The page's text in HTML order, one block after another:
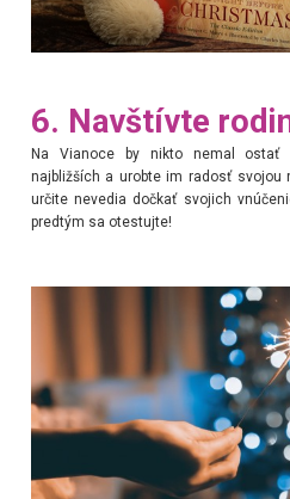
6. Navštívte
Na Vianoce by nikto nemal ostať
najbližších a urobte im radosť svojou
určite nevedia dočkať svojich
predtým sa otestujte!